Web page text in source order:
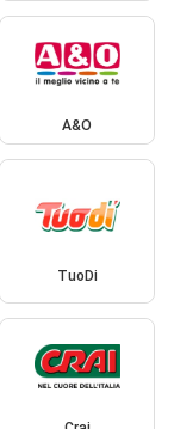
A&O
TuoDi